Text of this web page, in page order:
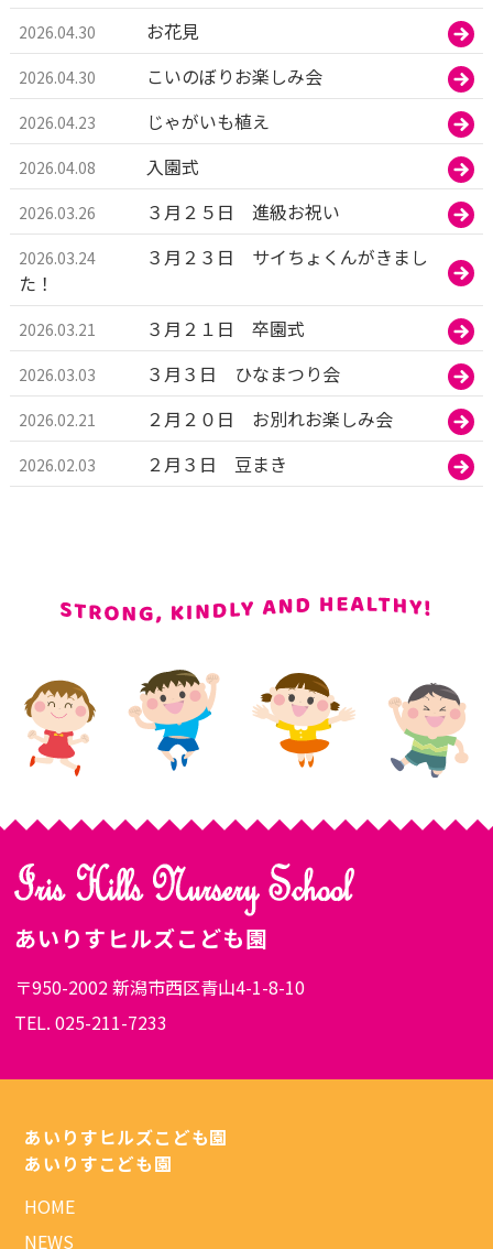
2026.04.30 お花見
2026.04.30 こいのぼりお楽しみ会
2026.04.23 じゃがいも植え
2026.04.08 入園式
2026.03.26 ３月２５日 進級お祝い
2026.03.24
３月２３日 サイちょくんがきまし
た！
2026.03.21 ３月２１日 卒園式
2026.03.03 ３月３日 ひなまつり会
2026.02.21 ２月２０日 お別れお楽しみ会
2026.02.03 ２月３日 豆まき
あいりすヒルズこども園
〒950-2002 新潟市西区青山4-1-8-10
TEL. 025-211-7233
あいりすヒルズこども園
あいりすこども園
HOME
NEWS